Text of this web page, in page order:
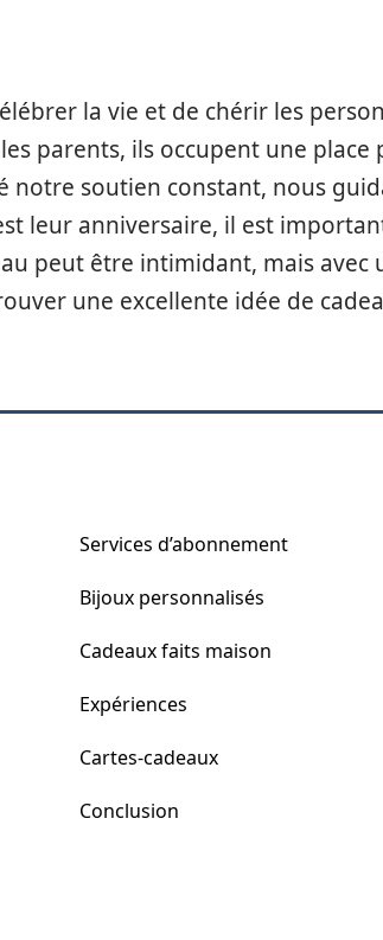
la vie et de chérir les
parents, ils occupent une place
notre soutien constant, nous
leur anniversaire, il est
peut être intimidant, mais avec
une excellente idée de
Services d’abonnement
Bijoux personnalisés
Cadeaux faits maison
Expériences
Cartes-cadeaux
Conclusion